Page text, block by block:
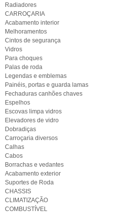
Radiadores
CARROÇARIA
Acabamento interior
Melhoramentos
Cintos de segurança
Vidros
Para choques
Palas de roda
Legendas e emblemas
Painéis, portas e guarda lamas
Fechaduras canhões chaves
Espelhos
Escovas limpa vidros
Elevadores de vidro
Dobradiças
Carroçaria diversos
Calhas
Cabos
Borrachas e vedantes
Acabamento exterior
Suportes de Roda
CHASSIS
CLIMATIZAÇÃO
COMBUSTÍVEL